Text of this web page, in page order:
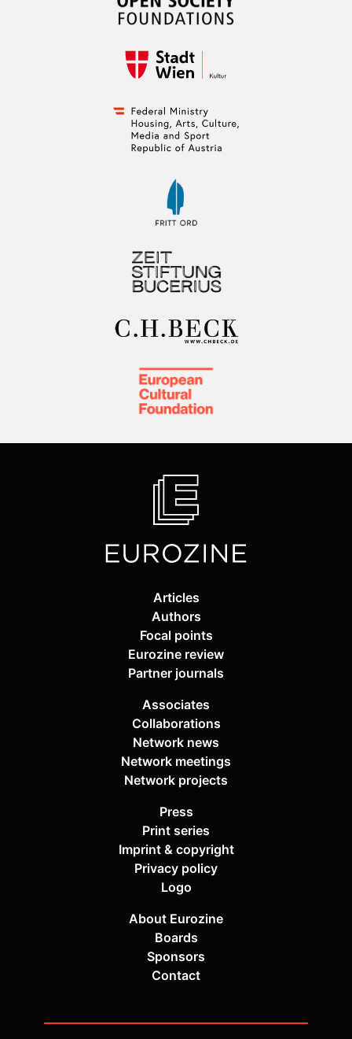
Articles
Authors
Focal points
Eurozine review
Partner journals
Associates
Collaborations
Network news
Network meetings
Network projects
Press
Print series
Imprint & copyright
Privacy policy
Logo
About Eurozine
Boards
Sponsors
Contact